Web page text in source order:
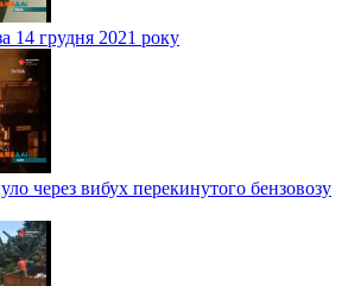
14 грудня 2021 року
через вибух перекинутого бензовозу